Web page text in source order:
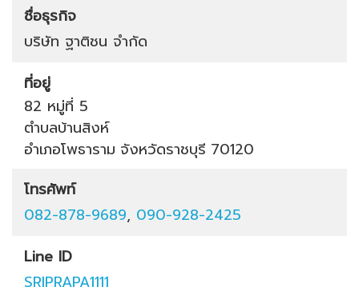
ชื่อธุรกิจ
บริษัท ฐาติชน จำกัด
ที่อยู่
82 หมู่ที่ 5
ตำบลบ้านสิงห์
อำเภอโพธาราม จังหวัดราชบุรี 70120
โทรศัพท์
082-878-9689, 090-928-2425
Line ID
SRIPRAPA1111